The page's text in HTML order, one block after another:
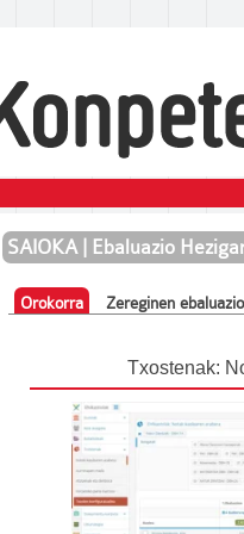
SAIOKA | Ebaluazio
Orokorra (active tab)
Zereginen
Txostenak: